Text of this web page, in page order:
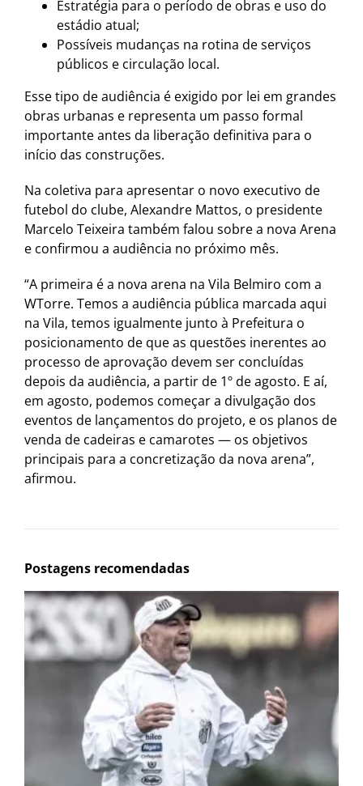
Estratégia para o período de obras e uso do
estádio atual;
Possíveis mudanças na rotina de serviços
públicos e circulação local.
Esse tipo de audiência é exigido por lei em grandes
obras urbanas e representa um passo formal
importante antes da liberação definitiva para o
início das construções.
Na coletiva para apresentar o novo executivo de
futebol do clube, Alexandre Mattos, o presidente
Marcelo Teixeira também falou sobre a nova Arena
e confirmou a audiência no próximo mês.
“A primeira é a nova arena na Vila Belmiro com a
WTorre. Temos a audiência pública marcada aqui
na Vila, temos igualmente junto à Prefeitura o
posicionamento de que as questões inerentes ao
processo de aprovação devem ser concluídas
depois da audiência, a partir de 1º de agosto. E aí,
em agosto, podemos começar a divulgação dos
eventos de lançamentos do projeto, e os planos de
venda de cadeiras e camarotes — os objetivos
principais para a concretização da nova arena”,
afirmou.
Postagens recomendadas